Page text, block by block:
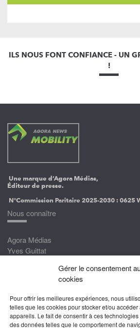
Gérer le consentement
cookies
Pour offrir les meilleures expériences, nous
telles que les cookies pour stocker et/ou
appareils. Le fait de consentir à ces
des données telles que le comportement de
ILS NOUS FONT CONFIANCE - UN
!
Une marque d’Agora Médias,
Éditeur de presse.
N°Commission Paritaire 2025-2030 :0625
Nous connaître
Agora Médias
Yves Guittat
Devenez correspondant
Rejoignez nos experts
Devenez Partenaire